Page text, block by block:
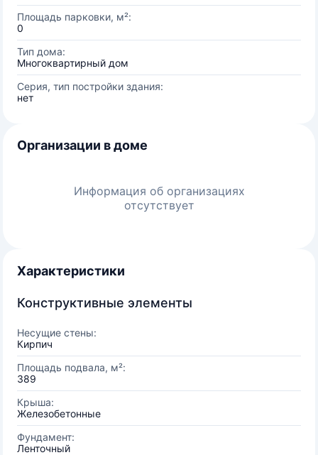
Площадь парковки, м²:
0
Тип дома:
Многоквартирный дом
Серия, тип постройки здания:
нет
Организации в доме
Информация об организациях
отсутствует
Характеристики
Конструктивные элементы
Несущие стены:
Кирпич
Площадь подвала, м²:
389
Крыша:
Железобетонные
Фундамент:
Ленточный